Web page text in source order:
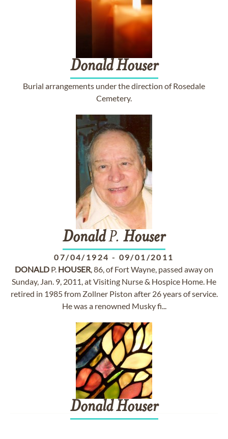
Donald Houser
Burial arrangements under the direction of Rosedale
Cemetery.
DonaldP. Houser
07/04/1924 - 09/01/2011
DONALD P. HOUSER, 86, of Fort Wayne, passed away on
Sunday, Jan. 9, 2011, at Visiting Nurse & Hospice Home. He
retired in 1985 from Zollner Piston after 26 years of service.
He was a renowned Musky fi...
Donald Houser